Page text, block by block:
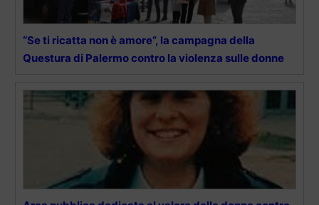
“Se ti ricatta non è amore”, la campagna della
Questura di Palermo contro la violenza sulle donne